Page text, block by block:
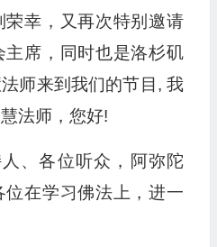
幸，又再次特别邀请
席，同时也是洛杉矶
师来到我们的节目, 我
法师，您好!
、各位听众，阿弥陀
在学习佛法上，进一